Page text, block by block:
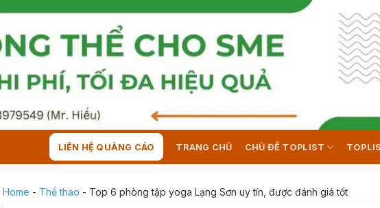
LIÊN HỆ QUẢNG CÁO TRANG CHỦ CHỦ ĐỀ TOPLIST
Home - Thể thao - Top 6 phòng tập yoga Lạng Sơn uy tín, được đánh giá tốt